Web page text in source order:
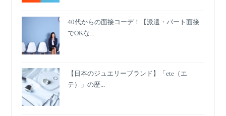
40代からの面接コーデ！【派遣・パート面接
でOKな...
【日本のジュエリーブランド】「ete（エ
テ）」の歴...